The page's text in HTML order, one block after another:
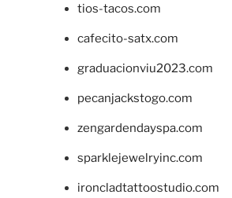
tios-tacos.com
cafecito-satx.com
graduacionviu2023.com
pecanjackstogo.com
zengardendayspa.com
sparklejewelryinc.com
ironcladtattoostudio.com